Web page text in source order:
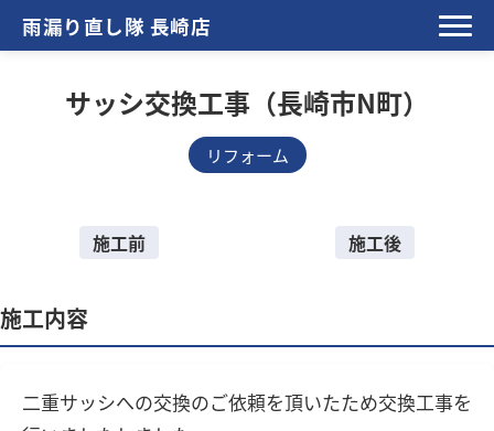
雨漏り直し隊 長崎店
サッシ交換工事（長崎市N町）
リフォーム
施工前 施工後
施工内容
二重サッシへの交換のご依頼を頂いたため交換工事を